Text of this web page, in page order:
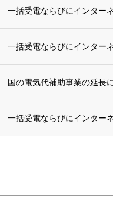
一括受電ならびにインター
一括受電ならびにインター
国の電気代補助事業の延長
一括受電ならびにインター